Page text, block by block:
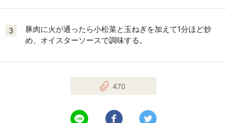
3
豚肉に火が通ったら小松菜と玉ねぎを加えて1分ほど炒
め、オイスターソースで調味する。
470
LINEで送る Facebookでシェアする